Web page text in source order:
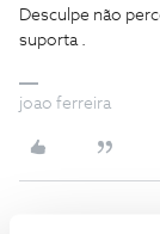
Desculpe não
suporta .
joao ferreira